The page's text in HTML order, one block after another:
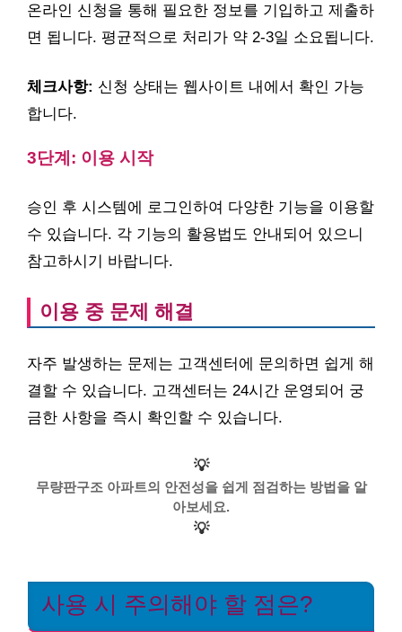
온라인 신청을 통해 필요한 정보를 기입하고 제출하
면 됩니다. 평균적으로 처리가 약 2-3일 소요됩니다.
체크사항: 신청 상태는 웹사이트 내에서 확인 가능
합니다.
3단계: 이용 시작
승인 후 시스템에 로그인하여 다양한 기능을 이용할
수 있습니다. 각 기능의 활용법도 안내되어 있으니
참고하시기 바랍니다.
이용 중 문제 해결
자주 발생하는 문제는 고객센터에 문의하면 쉽게 해
결할 수 있습니다. 고객센터는 24시간 운영되어 궁
금한 사항을 즉시 확인할 수 있습니다.
💡
무량판구조 아파트의 안전성을 쉽게 점검하는 방법을 알
아보세요.
💡
사용 시 주의해야 할 점은?